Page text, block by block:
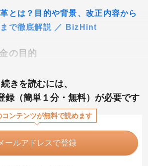
とは？目的や背景、改正内容から
で徹底解説 ／ BizHint
の目的
続きを読むには、
録（簡単１分・無料）が必要です
コンテンツが無料で読めます
ールアドレスで登録